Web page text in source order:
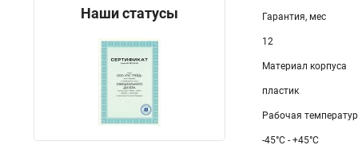
Наши статусы Гарантия, мес
12
Материал корпуса
пластик
Рабочая
-45°C - +45°C